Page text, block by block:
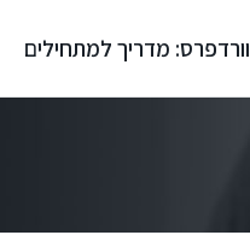
וורדפרס: מדריך למתחילים